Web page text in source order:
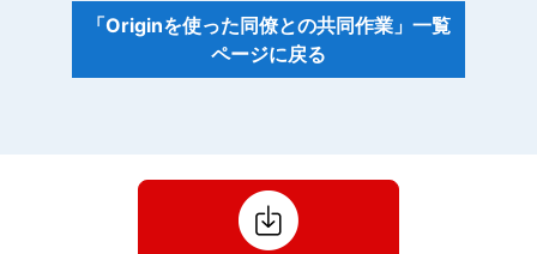
「Originを使った同僚との共同作業」一覧
ページに戻る